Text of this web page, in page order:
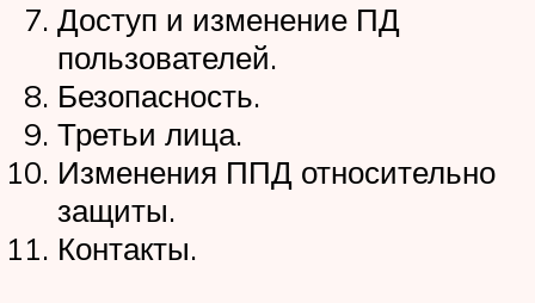
Доступ и изменение ПД
пользователей.
Безопасность.
Третьи лица.
Изменения ППД относительно
защиты.
Контакты.